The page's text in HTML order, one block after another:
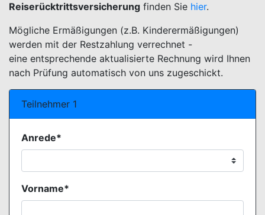
Reiserücktrittsversicherung finden Sie hier.
Mögliche Ermäßigungen (z.B. Kinderermäßigungen)
werden mit der Restzahlung verrechnet -
eine entsprechende aktualisierte Rechnung wird Ihnen
nach Prüfung automatisch von uns zugeschickt.
Teilnehmer 1
Anrede*
Vorname*